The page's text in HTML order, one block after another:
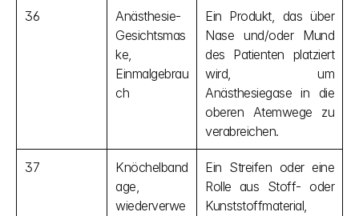
36
Anästhesie-
Gesichtsmas
ke,
Einmalgebrau
ch
Ein Produkt, das über
Nase und/oder Mund
des Patienten platziert
wird, um
Anästhesiegase in die
oberen Atemwege zu
verabreichen.
37
Knöchelband
age,
wiederverwe
Ein Streifen oder eine
Rolle aus Stoff- oder
Kunststoffmaterial,